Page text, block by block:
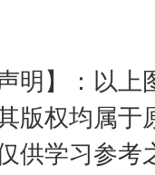
声明】：以
版权均属于
供学习参考
刷贴”乱象丛生